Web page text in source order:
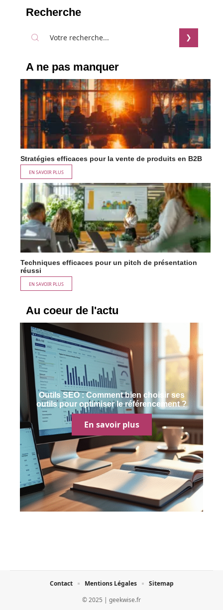
Recherche
A ne pas manquer
Stratégies efficaces pour la vente de produits en B2B
EN SAVOIR PLUS
Techniques efficaces pour un pitch de présentation
réussi
EN SAVOIR PLUS
Au coeur de l'actu
Outils SEO : Comment bien choisir ses
outils pour optimiser le référencement ?
En savoir plus
© 2025 | geekwise.fr
Contact Mentions Légales Sitemap